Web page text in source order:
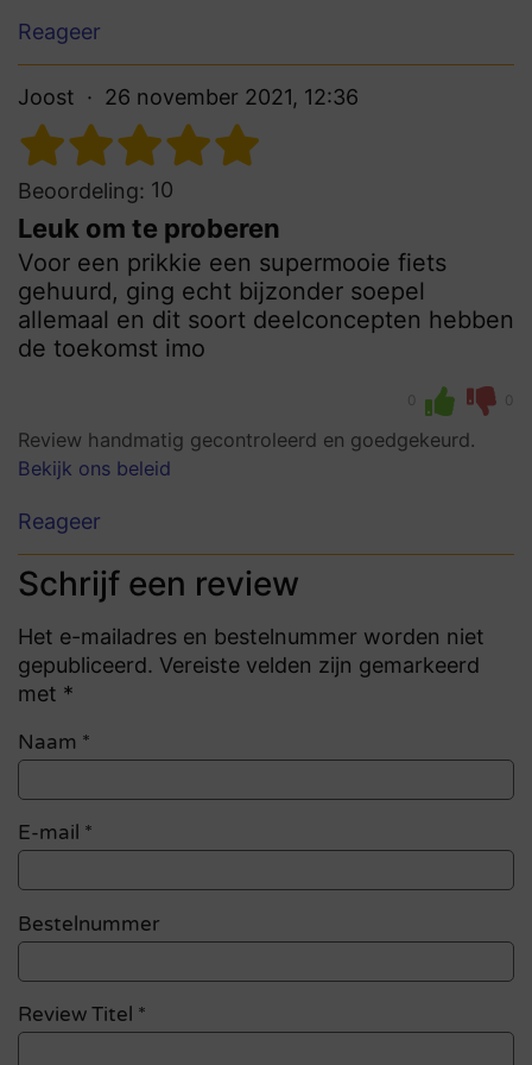
Reageer
Joost 26 november 2021, 12:36
Beoordeling: 10
Leuk om te proberen
Voor een prikkie een supermooie fiets
gehuurd, ging echt bijzonder soepel
allemaal en dit soort deelconcepten hebben
de toekomst imo
0 0
Review handmatig gecontroleerd en goedgekeurd.
Bekijk ons beleid
Reageer
Schrijf een review
Het e-mailadres en bestelnummer worden niet
gepubliceerd. Vereiste velden zijn gemarkeerd
met *
Naam *
E-mail *
Bestelnummer
Review Titel *